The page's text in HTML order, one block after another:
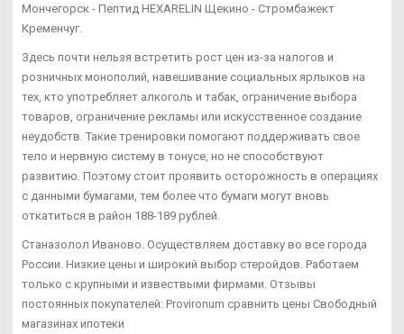
Мончегорск - Пептид HEXARELIN Щекино - Стромбажект
Кременчуг.
Здесь почти нельзя встретить рост цен из-за налогов и
розничных монополий, навешивание социальных ярлыков на
тех, кто употребляет алкоголь и табак, ограничение выбора
товаров, ограничение рекламы или искусственное создание
неудобств. Такие тренировки помогают поддерживать свое
тело и нервную систему в тонусе, но не способствуют
развитию. Поэтому стоит проявить осторожность в операциях
с данными бумагами, тем более что бумаги могут вновь
откатиться в район 188-189 рублей.
Станазолол Иваново. Осуществляем доставку во все города
России. Низкие цены и широкий выбор стеройдов. Работаем
только с крупными и извествыми фирмами. Отзывы
постоянных покупателей: Provironum сравнить цены Свободный
магазинах ипотеки